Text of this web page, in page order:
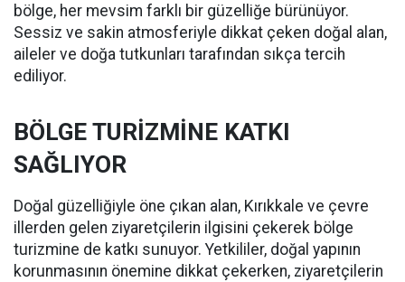
bölge, her mevsim farklı bir güzelliğe bürünüyor.
Sessiz ve sakin atmosferiyle dikkat çeken doğal alan,
aileler ve doğa tutkunları tarafından sıkça tercih
ediliyor.
BÖLGE TURİZMİNE KATKI
SAĞLIYOR
Doğal güzelliğiyle öne çıkan alan, Kırıkkale ve çevre
illerden gelen ziyaretçilerin ilgisini çekerek bölge
turizmine de katkı sunuyor. Yetkililer, doğal yapının
korunmasının önemine dikkat çekerken, ziyaretçilerin